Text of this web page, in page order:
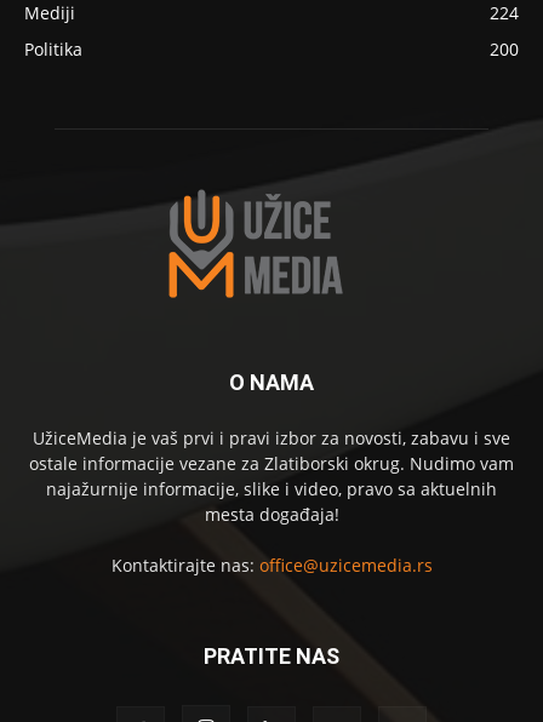
Mediji
224
Politika
200
O NAMA
UžiceMedia je vaš prvi i pravi izbor za novosti, zabavu i sve
ostale informacije vezane za Zlatiborski okrug. Nudimo vam
najažurnije informacije, slike i video, pravo sa aktuelnih
mesta događaja!
Kontaktirajte nas: office@uzicemedia.rs
PRATITE NAS